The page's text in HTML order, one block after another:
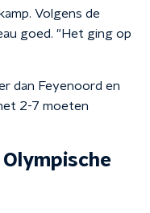
Volgens de
goed. "Het ging op
dan Feyenoord en
2-7 moeten